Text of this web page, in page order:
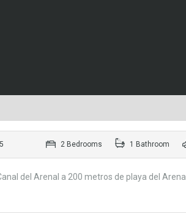
2 Bedrooms 1 Bathroom
del Arenal a 200 metros de playa del Arenal